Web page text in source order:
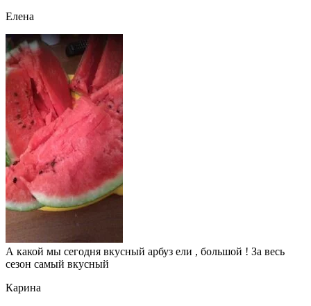
Елена
А какой мы сегодня вкусный арбуз ели , большой ! За весь
сезон самый вкусный
Карина